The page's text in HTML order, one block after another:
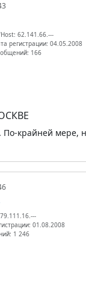
62.141.66.---
регистрации: 04.05.2008
166
По-крайней мере,
01.08.2008
1 246